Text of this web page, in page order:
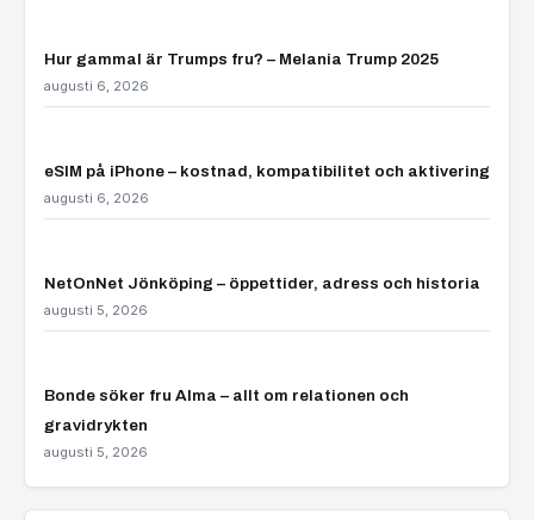
Hur gammal är Trumps fru? – Melania Trump 2025
augusti 6, 2026
eSIM på iPhone – kostnad, kompatibilitet och aktivering
augusti 6, 2026
NetOnNet Jönköping – öppettider, adress och historia
augusti 5, 2026
Bonde söker fru Alma – allt om relationen och
gravidrykten
augusti 5, 2026